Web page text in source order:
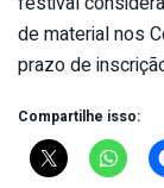
de material nos
prazo de
Compartilhe isso: